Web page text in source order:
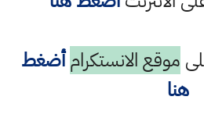
موقع الانستكرام أضغط
هنا